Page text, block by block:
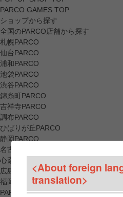
PARCO GAMES TOP
ショップから探す
全国のPARCO店舗から探す
札幌PARCO
仙台PARCO
浦和PARCO
池袋PARCO
渋谷PARCO
錦糸町PARCO
吉祥寺PARCO
調布PARCO
ひばりが丘PARCO
静岡PARCO
名古屋PARCO
心斎橋PARCO
広島PARCO
福岡PARCO
PARCO_ya
<About foreign
translation>